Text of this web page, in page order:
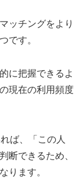
ッチングをより
です。
に把握できるよ
現在の利用頻度
ば、「この人
断できるため、
ります。